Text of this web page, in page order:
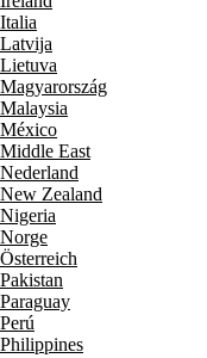
Italia
Latvija
Lietuva
Magyarország
Malaysia
México
Middle East
Nederland
New Zealand
Nigeria
Norge
Österreich
Pakistan
Paraguay
Perú
Philippines